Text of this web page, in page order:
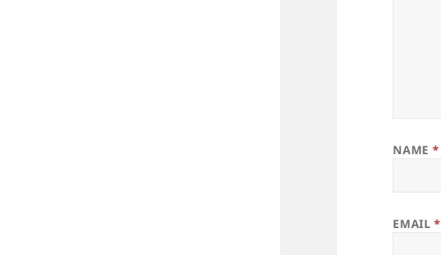
NAME *
EMAIL*